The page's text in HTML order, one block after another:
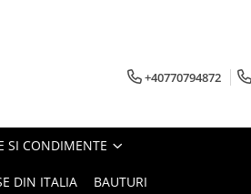
+40770794872
SI CONDIMENTE
DIN ITALIA BAUTURI